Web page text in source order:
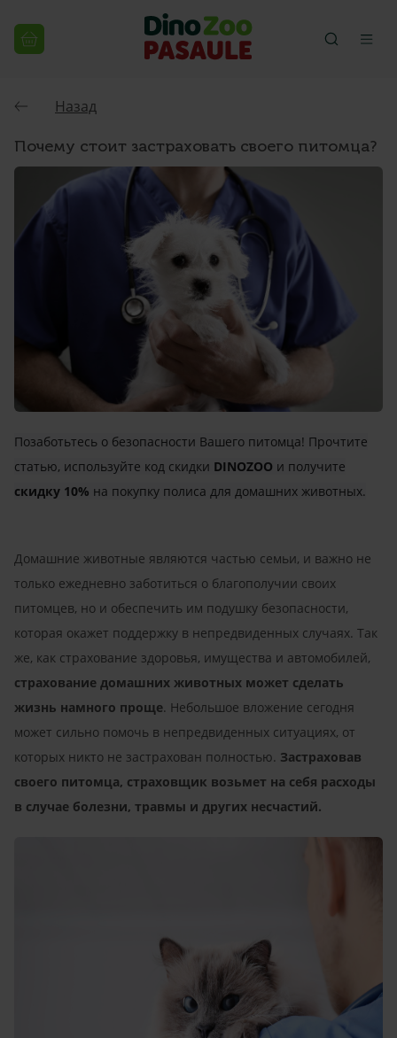
Назад
Почему стоит застраховать своего питомца?
Позаботьтесь о безопасности Вашего питомца! Прочтите
статью, используйте код скидки DINOZOO и получите
скидку 10% на покупку полиса для домашних животных.
Домашние животные являются частью семьи, и важно не
только ежедневно заботиться о благополучии своих
питомцев, но и обеспечить им подушку безопасности,
которая окажет поддержку в непредвиденных случаях. Так
же, как страхование здоровья, имущества и автомобилей,
страхование домашних животных может сделать
жизнь намного проще. Небольшое вложение сегодня
может сильно помочь в непредвиденных ситуациях, от
которых никто не застрахован полностью. Застраховав
своего питомца, страховщик возьмет на себя расходы
в случае болезни, травмы и других несчастий.